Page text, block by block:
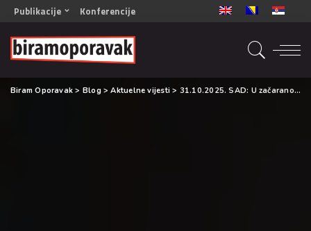
Publikacije
OPORAVAK- Naš zajednički cilj BiH/CG
OPORAVAK- Naš zajednički cilj SRB
RECOVERY- Our common goal ENG
OPORAVAK- Naš zajednički cilj 2
Konferencije
Biram Oporavak > Blog >Aktuelne vijesti > 31.10.2025. SAD: U začaranom krugu liječenja ovisnosti